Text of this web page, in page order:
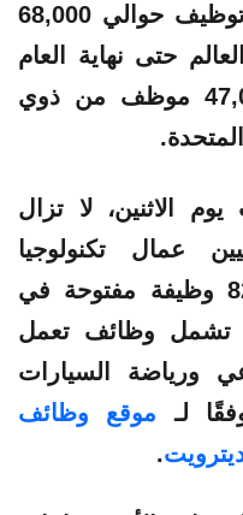
صرّحت جنرال موتورز عن توظيف حوالي 68,000
حتى نهاية العام
الماضي، بما في ذلك 47,000 موظف من ذوي
الاثنين، لا تزال
عمال تكنولوجيا
المعلومات. لدى الشركة 82 وظيفة مفتوحة في
تشمل وظائف تعمل
ورياضة السيارات
لـ موقع وظائف
.